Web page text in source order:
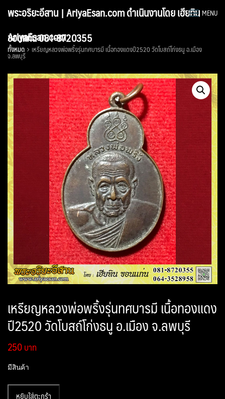
พระอริยะอีสาน | AriyaEsan.com ดำเนินงานโดย เฮียทิน
ขอนแก่น 081-8720355
MENU
AriyaEsan.com
ทั้งหมด เหรียญหลวงพ่อพริ้งรุ่นทศบารมี เนื้อทองแดงปี2520 วัดโบสถ์โก่งธนู อ.เมือง
จ.ลพบุรี
เหรียญหลวงพ่อพริ้งรุ่นทศบารมี เนื้อทองแดง
ปี2520 วัดโบสถ์โก่งธนู อ.เมือง จ.ลพบุรี
250
มีสินค้า
หยิบใส่ตะกร้า